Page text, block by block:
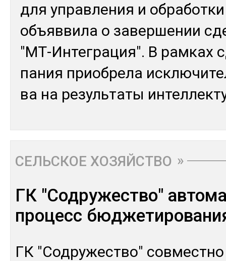
для уп­рав­ле­ния и
объ­яв­ви­ла о за­вер­ше­нии
"МТ-Ин­тег­ра­ция". В рам­ках
па­ния приоб­ре­ла
ва на ре­зуль­та­ты
СЕЛЬСКОЕ ХОЗЯЙСТВО
ГК "Содружество"
процесс
ГК "Сод­ру­жес­тво"